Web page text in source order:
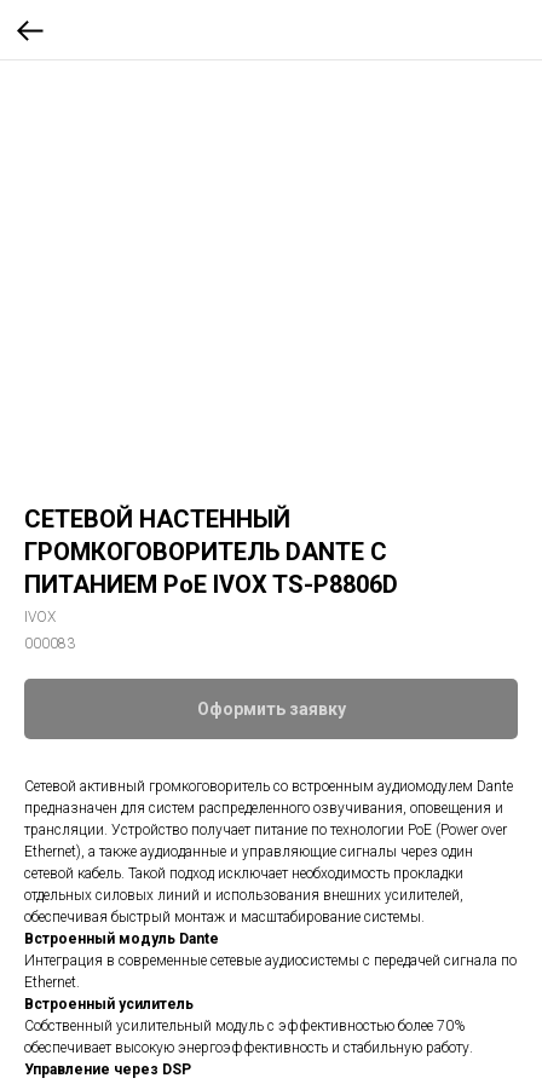
СЕТЕВОЙ НАСТЕННЫЙ
ГРОМКОГОВОРИТЕЛЬ DANTE С
ПИТАНИЕМ PoE IVOX TS-P8806D
IVOX
000083
Оформить заявку
Сетевой активный громкоговоритель со встроенным аудиомодулем Dante
предназначен для систем распределенного озвучивания, оповещения и
трансляции. Устройство получает питание по технологии PoE (Power over
Ethernet), а также аудиоданные и управляющие сигналы через один
сетевой кабель. Такой подход исключает необходимость прокладки
отдельных силовых линий и использования внешних усилителей,
обеспечивая быстрый монтаж и масштабирование системы.
Встроенный модуль Dante
Интеграция в современные сетевые аудиосистемы с передачей сигнала по
Ethernet.
Встроенный усилитель
Собственный усилительный модуль с эффективностью более 70%
обеспечивает высокую энергоэффективность и стабильную работу.
Управление через DSP